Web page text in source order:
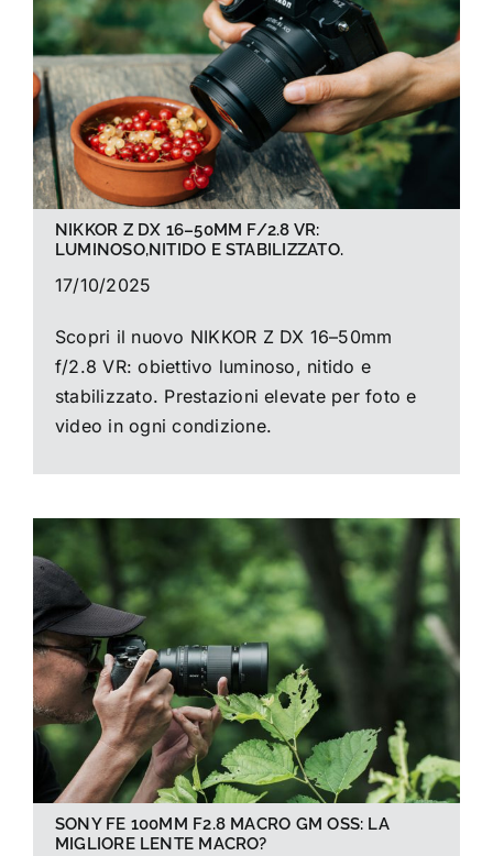
La foto del mese
Guide
Cerca
per:
NIKKOR Z DX 16–50MM F/2.8 VR:
LUMINOSO,NITIDO E STABILIZZATO.
17/10/2025
Scopri il nuovo NIKKOR Z DX 16–50mm
f/2.8 VR: obiettivo luminoso, nitido e
stabilizzato. Prestazioni elevate per foto e
video in ogni condizione.
SONY FE 100MM F2.8 MACRO GM OSS: LA
MIGLIORE LENTE MACRO?